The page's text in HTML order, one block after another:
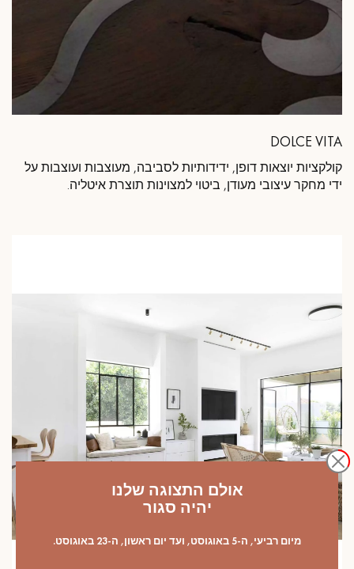
DOLCE VITA
קולקציות יוצאות דופן, ידידותיות לסביבה, מעוצבות ועוצבות על
ידי מחקר עיצובי מעודן, ביטוי למצוינות תוצרת איטליה.
אולם התצוגה שלנו
יהיה סגור
מיום רביעי, ה-5 באוגוסט, ועד יום ראשון, ה-23 באוגוסט.